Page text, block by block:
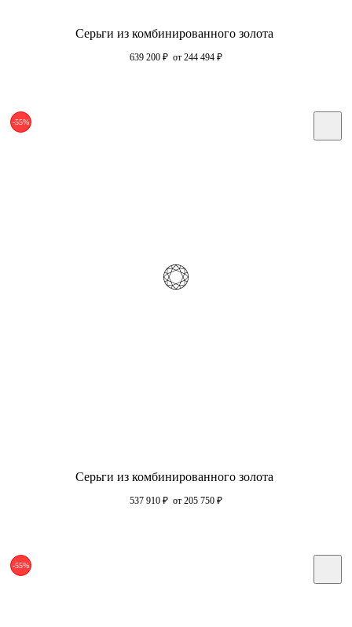
Серьги из комбинированного золота
639 200 ₽ от 244 494 ₽
-55%
Серьги из комбинированного золота
537 910 ₽ от 205 750 ₽
-55%